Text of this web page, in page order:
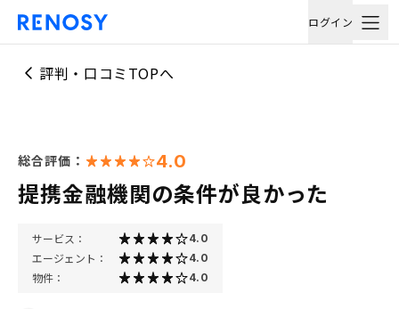
ログイン
評判・口コミTOPへ
総合評価： 4.0
提携金融機関の条件が良かった
サービス： 4.0
エージェント： 4.0
物件： 4.0